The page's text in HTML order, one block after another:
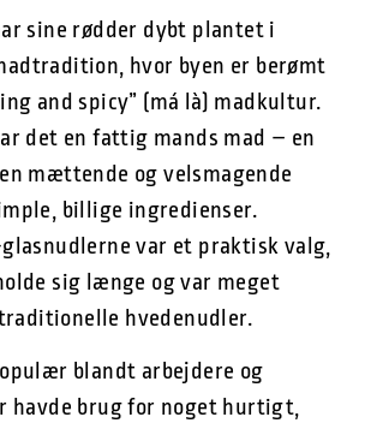
sine rødder dybt plantet i
hvor byen er berømt
and spicy” (má là) madkultur.
det en fattig mands mad – en
mættende og velsmagende
billige ingredienser.
var et praktisk valg,
sig længe og var meget
hvedenudler.
blandt arbejdere og
havde brug for noget hurtigt,